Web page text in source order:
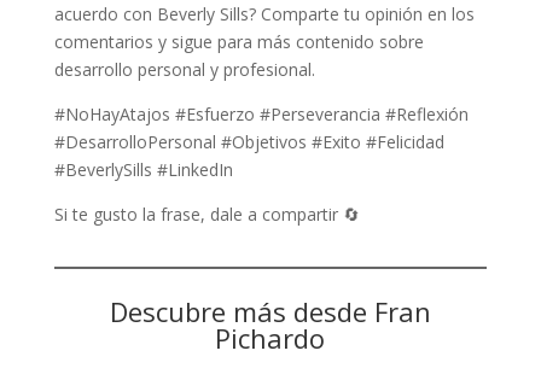
acuerdo con Beverly Sills? Comparte tu opinión en los
comentarios y sigue para más contenido sobre
desarrollo personal y profesional.
#NoHayAtajos #Esfuerzo #Perseverancia #Reflexión
#DesarrolloPersonal #Objetivos #Exito #Felicidad
#BeverlySills #LinkedIn
Si te gusto la frase, dale a compartir 🔄
Descubre más desde Fran
Pichardo